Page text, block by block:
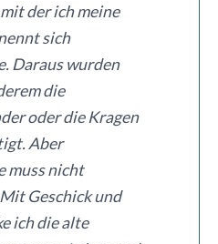
der ich meine
sich
Daraus wurden
die
oder die Kragen
Aber
muss nicht
Geschick und
ich die alte